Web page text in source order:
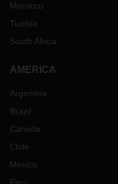
Morocco
Tunisia
South Africa
AMERICA
Argentina
Brazil
Canada
Chile
Mexico